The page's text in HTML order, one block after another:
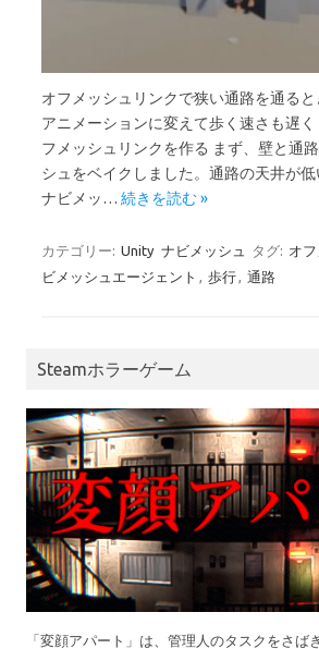
オフメッシュリンクで狭い通路を通ると
アニメーションに変えて歩く速さも遅
フメッシュリンクを作る まず、壁と通
シュをベイクしました。通路の天井が
ナビメッ… 続きを読む »
カテゴリー: Unity ナビメッシュ タグ: オ
ビメッシュエージェント
歩行 通路
Steamホラーゲーム
「変顔アパート」は、管理人のタスクをさば